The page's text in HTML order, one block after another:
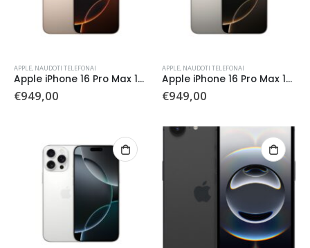
APPLE, NAUDOTI TELEFONAI
Apple iPhone 16 Pro Max 1TB (Naudotas)
€949,00
APPLE, NAUDOTI TELEFONAI
Apple iPhone 16 Pro Max 1TB (Naudotas)
€949,00